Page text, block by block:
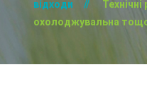
відходи
//
охолоджувальна